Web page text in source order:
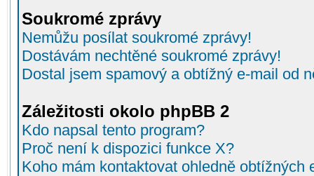
Soukromé zprávy
Nemůžu posílat soukromé zprávy!
Dostávám nechtěné soukromé zprávy!
Dostal jsem spamový a obtížný e-mail od
Záležitosti okolo phpBB 2
Kdo napsal tento program?
Proč není k dispozici funkce X?
Koho mám kontaktovat ohledně